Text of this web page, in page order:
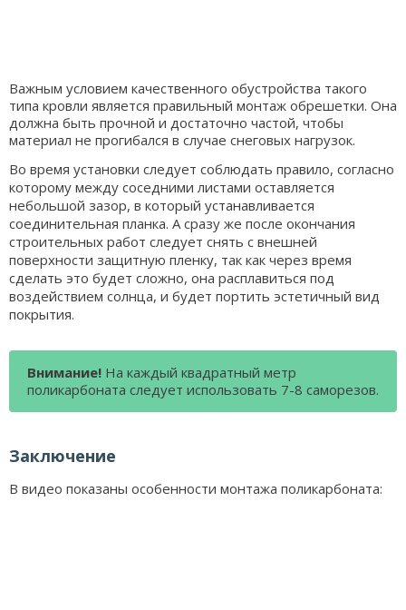
Важным условием качественного обустройства такого
типа кровли является правильный монтаж обрешетки. Она
должна быть прочной и достаточно частой, чтобы
материал не прогибался в случае снеговых нагрузок.
Во время установки следует соблюдать правило, согласно
которому между соседними листами оставляется
небольшой зазор, в который устанавливается
соединительная планка. А сразу же после окончания
строительных работ следует снять с внешней
поверхности защитную пленку, так как через время
сделать это будет сложно, она расплавиться под
воздействием солнца, и будет портить эстетичный вид
покрытия.
Внимание! На каждый квадратный метр
поликарбоната следует использовать 7-8 саморезов.
Заключение
В видео показаны особенности монтажа поликарбоната: